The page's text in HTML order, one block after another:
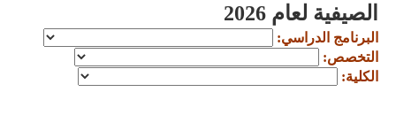
الصيفية لعام 2026
البرنامج الدراسي:
التخصص:
الكلية: